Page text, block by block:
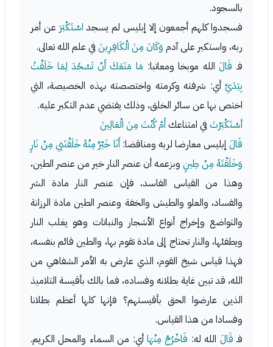
بالسجود.
فسجدوا كلهم أجمعون إلا إبليس لم يسجد اسْتَكْبَرَ عن أمر
ربه، واستكبر على آدم وَكَانَ مِنَ الْكَافِرِينَفي علم الله تعالى.
فـ قَالَالله موبخا ومعاتبا: مَا مَنَعَكَ أَنْ تَسْجُدَ لِمَا خَلَقْتُ
بِيَدَيَّ أي: شرفته وكرمته واختصصته بهذه الخصيصة، التي
اختص بها عن سائر الخلق، وذلك يقتضي عدم التكبر عليه.
أسْتَكْبَرْتَ في امتناعكأَمْ كُنْتَ مِنَ الْعَالِينَ
قَالَ إبليس معارضا لربه ومناقضا:أَنَا خَيْرٌ مِنْهُ خَلَقْتَنِي مِنْ نَارٍ
وَخَلَقْتَهُ مِنْ طِينٍ وبزعمه أن عنصر النار خير من عنصر الطين،
وهذا من القياس الفاسد، فإن عنصر النار مادة الشر
والفساد، والعلو والطيش والخفة وعنصر الطين مادة الرزانة
والتواضع وإخراج أنواع الأشجار والنباتات وهو يغلب النار
ويطفئها، والنار تحتاج إلى مادة تقوم بها، والطين قائم بنفسه،
فهذا قياس شيخ القوم، الذي عارض به الأمر الشفاهي من
الله، قد تبين غاية بطلانه وفساده، فما بالك بأقيسة التلاميذ
الذين عارضوا الحق بأقيستهم؟ فإنها كلها أعظم بطلانا
وفسادا من هذا القياس.
فـ قَالَ الله له: فَاخْرُجْ مِنْهَا أي: من السماء والمحل الكريم.